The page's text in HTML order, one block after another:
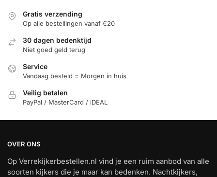
Gratis verzending
Op alle bestellingen vanaf €20
30 dagen bedenktijd
Niet goed geld terug
Service
Vandaag besteld = Morgen in huis
Veilig betalen
PayPal / MasterCard / iDEAL
OVER ONS
Op Verrekijkerbestellen.nl vind je een ruim aanbod van alle
soorten kijkers die je maar kan bedenken. Nachtkijkers,